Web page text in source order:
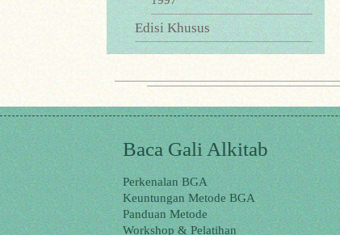
Edisi Khusus
Baca Gali Alkitab
Perkenalan BGA
Keuntungan Metode BGA
Panduan Metode
Workshop & Pelatihan